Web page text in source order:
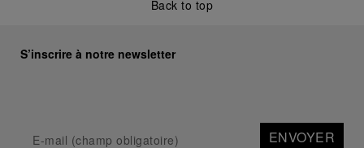
Back to top
S’inscrire à notre newsletter
ENVOYER